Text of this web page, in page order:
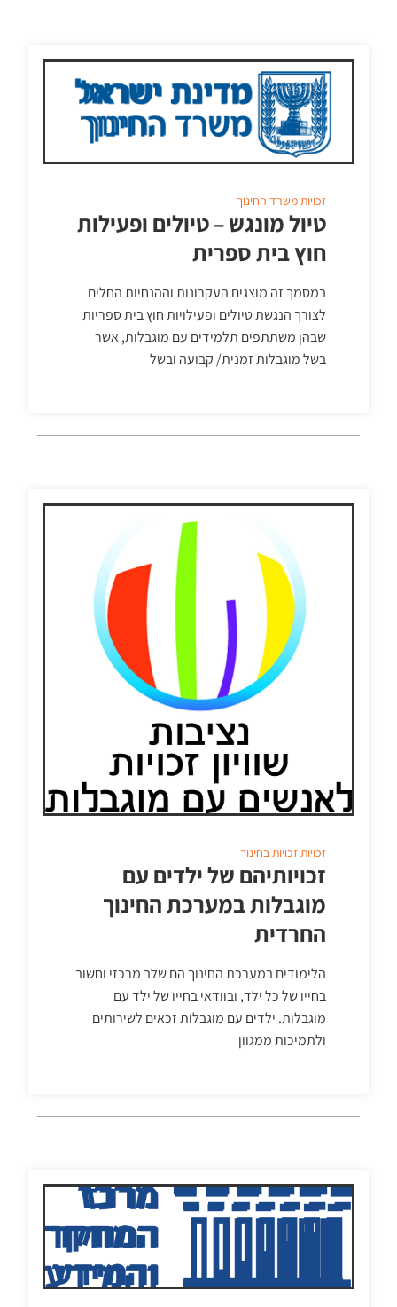
זכויותמשרד החינוך
טיול מונגש – טיולים ופעילות
חוץ בית ספרית
במסמך זה מוצגים העקרונות וההנחיות החלים
לצורך הנגשת טיולים ופעילויות חוץ בית ספריות
שבהן משתתפים תלמידים עם מוגבלות, אשר
בשל מוגבלות זמנית/ קבועה ובשל
זכויותזכויות בחינוך
זכויותיהם של ילדים עם
מוגבלות במערכת החינוך
החרדית
הלימודים במערכת החינוך הם שלב מרכזי וחשוב
בחייו של כל ילד, ובוודאי בחייו של ילד עם
מוגבלות. ילדים עם מוגבלות זכאים לשירותים
ולתמיכות ממגוון